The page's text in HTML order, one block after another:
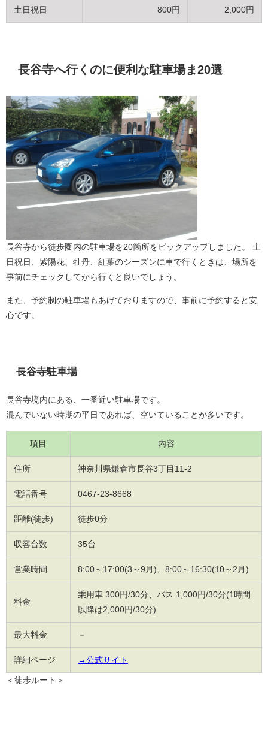
土日祝日 800円 2,000円
長谷寺へ行くのに便利な駐車場ま20選
長谷寺から徒歩圏内の駐車場を20箇所をピックアップしました。 土
日祝日、紫陽花、牡丹、紅葉のシーズンに車で行くときは、場所を
事前にチェックしてから行くと良いでしょう。
また、予約制の駐車場もあげておりますので、事前に予約すると安
心です。
長谷寺駐車場
長谷寺境内にある、一番近い駐車場です。
混んでいない時期の平日であれば、空いていることが多いです。
項目 内容
住所 神奈川県鎌倉市長谷3丁目11-2
電話番号 0467-23-8668
距離(徒歩) 徒歩0分
収容台数 35台
営業時間 8:00～17:00(3～9月)、8:00～16:30(10～2月)
料金
乗用車 300円/30分、バス 1,000円/30分(1時間
以降は2,000円/30分)
最大料金 －
詳細ページ →公式サイト
＜徒歩ルート＞